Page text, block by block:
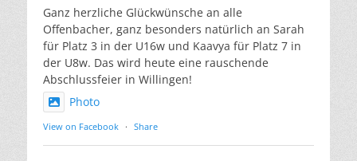
Ganz herzliche Glückwünsche an alle
Offenbacher, ganz besonders natürlich an Sarah
für Platz 3 in der U16w und Kaavya für Platz 7 in
der U8w. Das wird heute eine rauschende
Abschlussfeier in Willingen!
Photo
View on Facebook · Share